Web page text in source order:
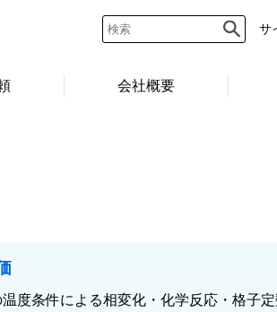
サ
会社概要
度条件による相変化・化学反応・格子